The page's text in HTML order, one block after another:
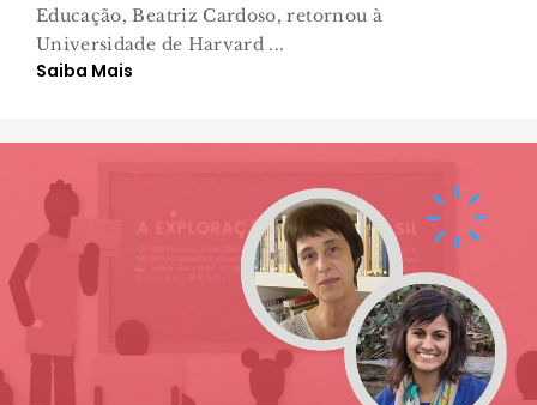
Educação, Beatriz Cardoso, retornou à
Universidade de Harvard ...
Saiba Mais